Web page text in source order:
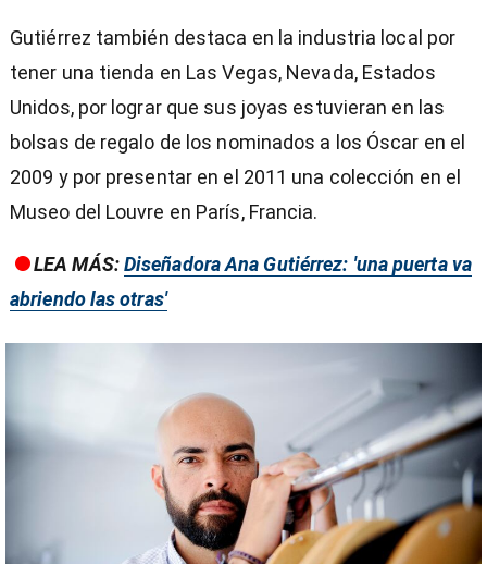
Gutiérrez también destaca en la industria local por
tener una tienda en Las Vegas, Nevada, Estados
Unidos, por lograr que sus joyas estuvieran en las
bolsas de regalo de los nominados a los Óscar en el
2009 y por presentar en el 2011 una colección en el
Museo del Louvre en París, Francia.
LEA MÁS:Diseñadora Ana Gutiérrez: 'una puerta va
abriendo las otras'